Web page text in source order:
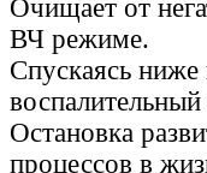
Очищает от
ВЧ режиме.
Спускаясь ниже
Остановка
процессов в